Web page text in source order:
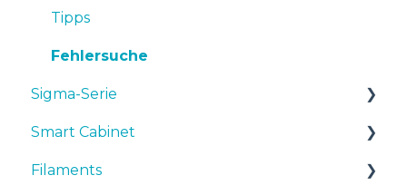
Tipps
Fehlersuche
Sigma-Serie
Bedienungsanleitungen & downloads
Inbetriebnahme
Smart Cabinet
Manuals & Downloads
Filaments